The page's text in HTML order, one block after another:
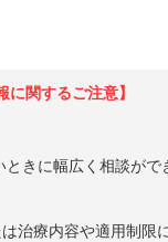
に関するご注意】
きに幅広く相談が
治療内容や適用制限